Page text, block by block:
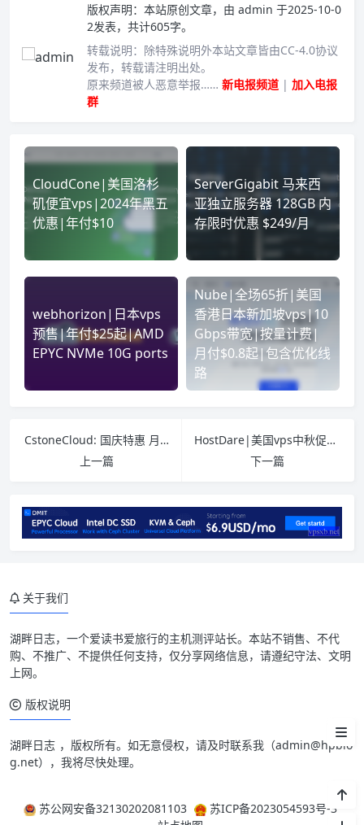
版权声明： 本站原创文章，由 admin 于2025-10-0
2发表，共计605字。
转载说明： 除特殊说明外本站文章皆由CC-4.0协议
发布，转载请注明出处。
原来频道被人恶意举报…… 新电报频道 | 加入电报
群
CloudCone|美国洛杉
矶便宜vps|2024年黑五
优惠|年付$10
ServerGigabit 马来西
亚独立服务器 128GB 内
存限时优惠 $249/月
webhorizon|日本vps
预售|年付$25起|AMD
EPYC NVMe 10G ports
Nube|全场65折|美国
香港日本新加坡vps|10
Gbps带宽|按量计费|
月付$0.8起|包含优化线
路
CstoneCloud: 国庆特惠 月付八折 年付七折 美国9929优化住宅双ISP 香港CN2 VPS 解锁tiktok ChatGPT等
上一篇
HostDare|美国vps中秋促销|CN2+9929+CMIN2|年付$25.8|AMD
下一篇
测试IP Looking glass
关于我们
湖畔日志，一个爱读书爱旅行的主机测评站长。本站不销售、不代
购、不推广、不提供任何支持，仅分享网络信息，请遵纪守法、文明
上网。
版权说明
湖畔日志 ，版权所有。如无意侵权，请及时联系我（admin@hpblo
g.net），我将尽快处理。
苏公网安备32130202081103
苏ICP备2023054593号-3